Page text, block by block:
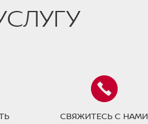
СВЯЖИТЕСЬ С НАМИ